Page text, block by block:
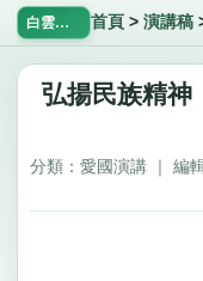
白雲飄飄網 首頁 >演講稿
弘揚民族精
分類：愛國演講 ｜ 編